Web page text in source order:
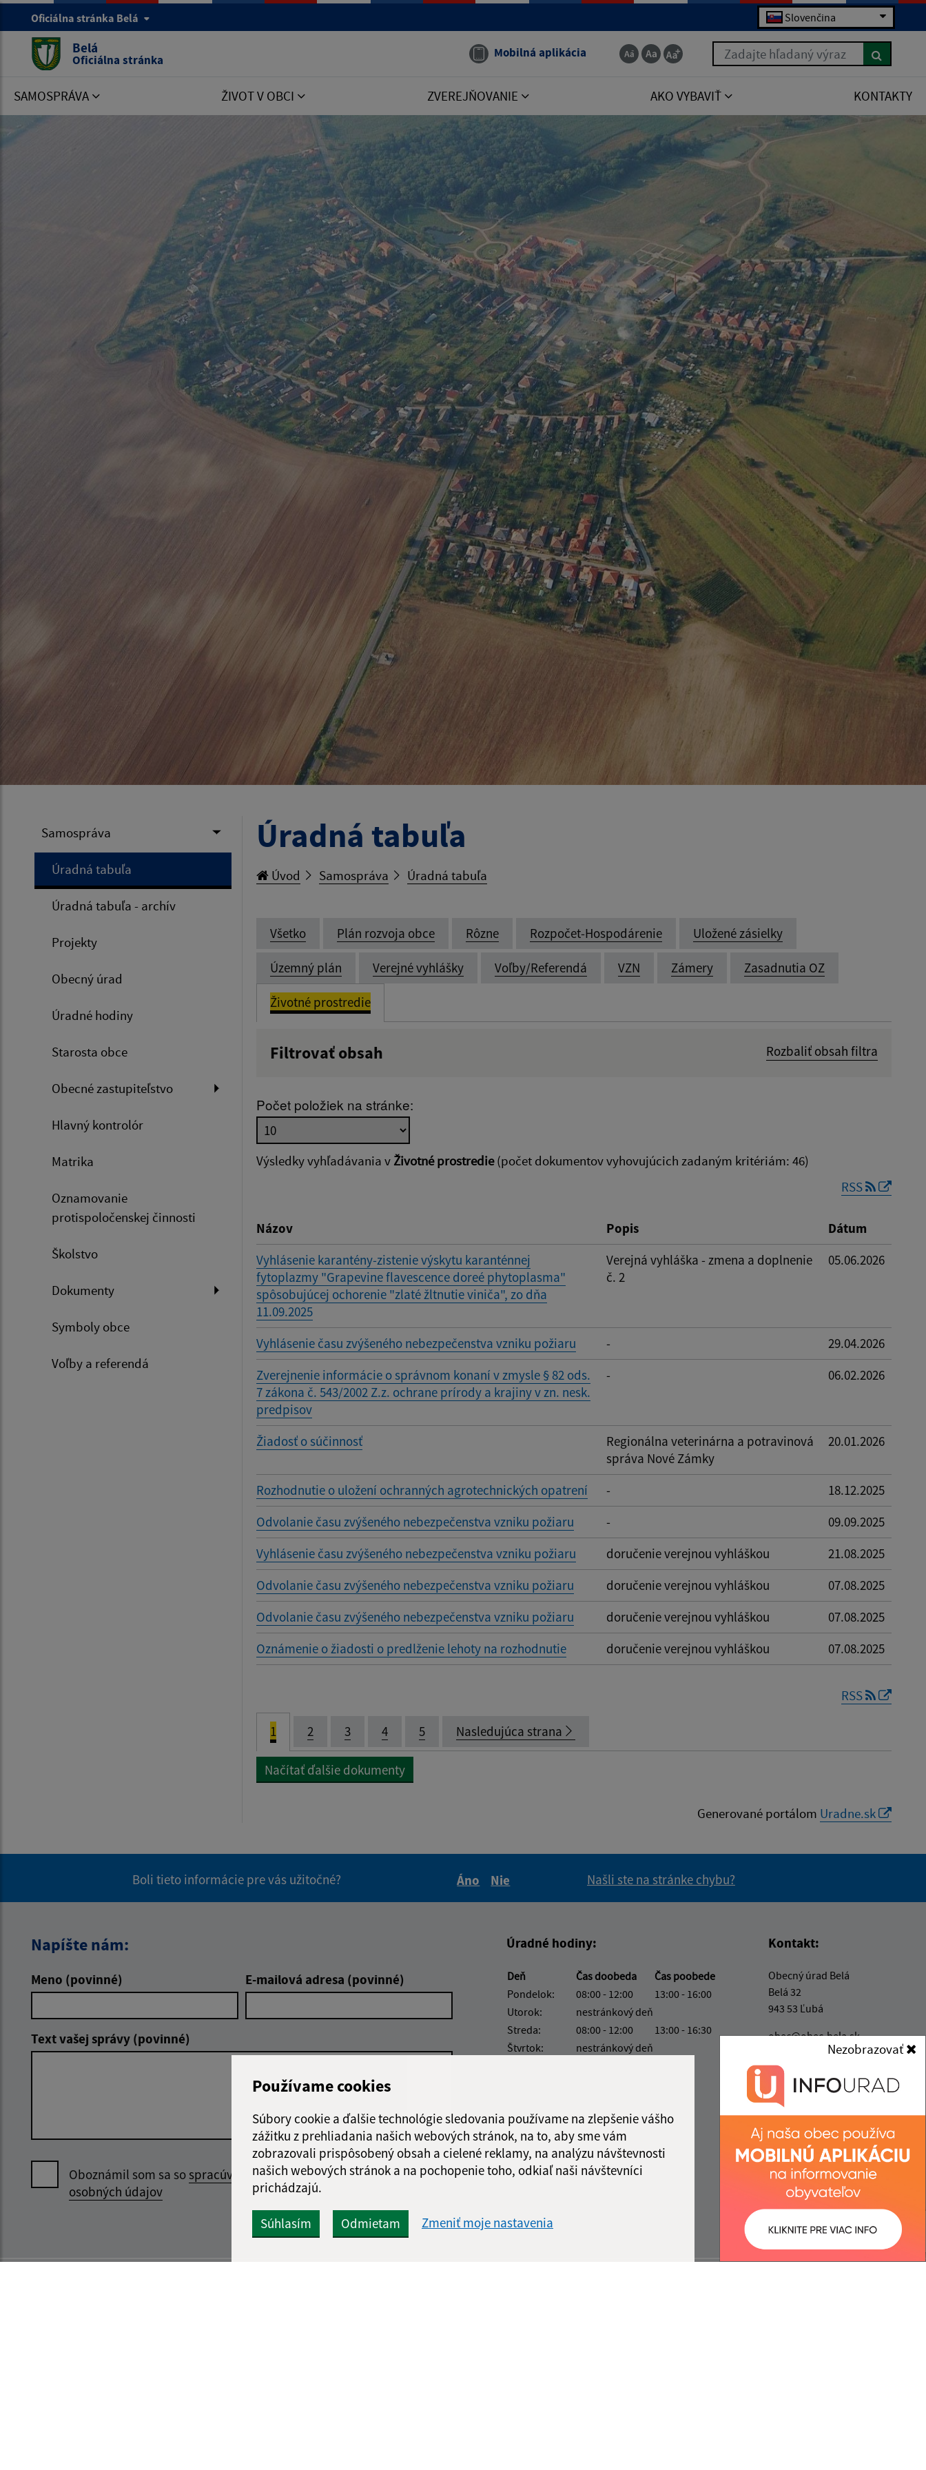
Používame cookies
Súbory cookie a ďalšie technológie sledovania používame na zlepšenie vášho
zážitku z prehliadania našich webových stránok, na to, aby sme vám
zobrazovali prispôsobený obsah a cielené reklamy, na analýzu návštevnosti
našich webových stránok a na pochopenie toho, odkiaľ naši návštevníci
prichádzajú.
Súhlasím Odmietam Zmeniť moje nastavenia
Nezobrazovať
Oficiálna stránka Belá Slovenčina
Belá
Oficiálna stránka Mobilná aplikácia Zadajte hľadaný výraz
SAMOSPRÁVA ŽIVOT V OBCI ZVEREJŇOVANIE AKO VYBAVIŤ KONTAKTY
Samospráva
Úradná tabuľa
Úradná tabuľa - archív
Projekty
Obecný úrad
Úradné hodiny
Starosta obce
Obecné zastupiteľstvo
Hlavný kontrolór
Matrika
Oznamovanie
protispoločenskej činnosti
Školstvo
Dokumenty
Symboly obce
Voľby a referendá
Úradná tabuľa
Úvod Samospráva Úradná tabuľa
Všetko Plán rozvoja obce Rôzne Rozpočet-Hospodárenie Uložené zásielky
Územný plán Verejné vyhlášky Voľby/Referendá VZN Zámery Zasadnutia OZ
Životné prostredie
Filtrovať obsah Rozbaliť obsah filtra
Dátum zverejnenia do:
Počet položiek na stránke:
Výsledky vyhľadávania v Životné prostredie(počet dokumentov vyhovujúcich zadaným kritériám: 46)
RSS
Názov Popis
Dátum
Vyhlásenie karantény-zistenie výskytu karanténnej
fytoplazmy "Grapevine flavescence doreé phytoplasma"
spôsobujúcej ochorenie "zlaté žltnutie viniča", zo dňa
11.09.2025
Verejná vyhláška - zmena a doplnenie
č. 2
05.06.2026
Vyhlásenie času zvýšeného nebezpečenstva vzniku požiaru -
29.04.2026
Zverejnenie informácie o správnom konaní v zmysle § 82 ods.
7 zákona č. 543/2002 Z.z. ochrane prírody a krajiny v zn. nesk.
predpisov
- 06.02.2026
Žiadosť o súčinnosť
Regionálna veterinárna a potravinová
správa Nové Zámky
20.01.2026
Rozhodnutie o uložení ochranných agrotechnických opatrení -
18.12.2025
Odvolanie času zvýšeného nebezpečenstva vzniku požiaru
-
09.09.2025
Vyhlásenie času zvýšeného nebezpečenstva vzniku požiaru
doručenie verejnou vyhláškou
21.08.2025
Odvolanie času zvýšeného nebezpečenstva vzniku požiaru
doručenie verejnou vyhláškou
07.08.2025
Odvolanie času zvýšeného nebezpečenstva vzniku požiaru
doručenie verejnou vyhláškou
07.08.2025
Oznámenie o žiadosti o predlženie lehoty na rozhodnutie
doručenie verejnou vyhláškou 07.08.2025
RSS
1 2 3 4 5 Nasledujúca strana
Načítať ďalšie dokumenty
Generované portálom Uradne.sk
Boli tieto informácie pre vás užitočné?
Áno
Nie
Našli ste na stránke chybu?
Napíšte nám:
Meno (povinné) E-mailová adresa (povinné)
Text vašej správy (povinné)
Oboznámil som sa sospracúvaním
osobných údajov
Google reCaptcha Response
Odoslať správu
Úradné hodiny:
Deň Čas doobeda
Čas poobede
Pondelok:
08:00 - 12:00
13:00 - 16:00
Utorok:
nestránkový deň
Streda:
08:00 - 12:00
13:00 - 16:30
Štvrtok:
nestránkový deň
Kontakt:
Obecný úrad Belá
Belá 32
943 53 Ľubá
obec@obec-bela.sk
+421 36 7586 111
IČO: 00308781